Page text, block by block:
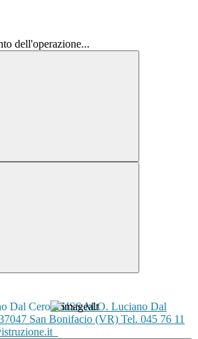
dell'operazione...
ISISS M.O. Luciano Dal
San Bonifacio (VR) Tel. 045 76 11